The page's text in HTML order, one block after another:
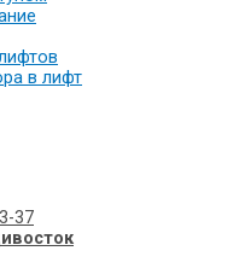
в лифт
37